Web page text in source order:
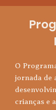
O
jornada de
crianças e